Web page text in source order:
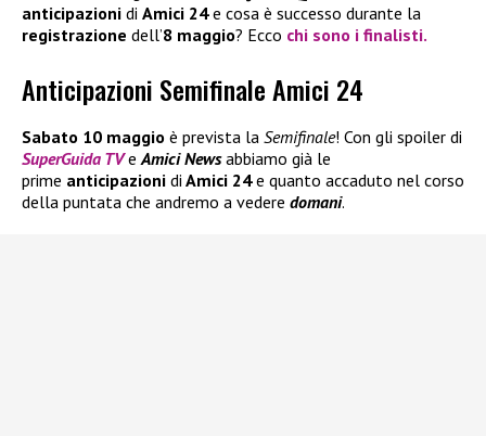
anticipazioni di Amici 24e cosa è successo durante la
registrazione dell’8 maggio? Ecco chi sono i finalisti.
Anticipazioni Semifinale Amici 24
Sabato 10 maggio è prevista la Semifinale! Con gli spoiler di
SuperGuida TVeAmici Newsabbiamo già le
prime anticipazioni di Amici 24e quanto accaduto nel corso
della puntata che andremo a vedere domani.